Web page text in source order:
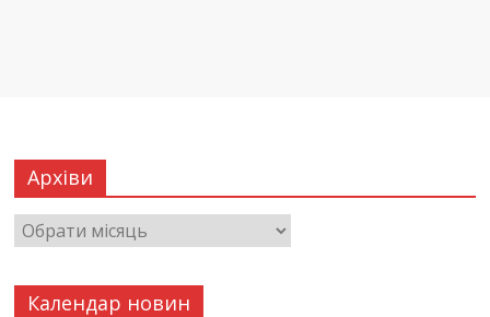
Архіви
Календар новин